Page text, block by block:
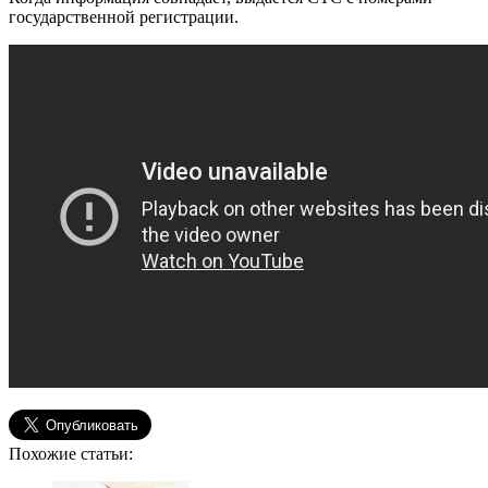
государственной регистрации.
Похожие статьи: